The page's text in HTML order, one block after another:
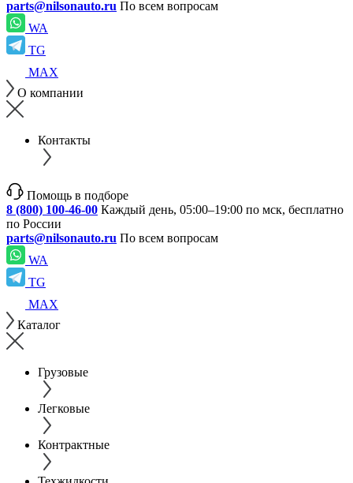
parts@nilsonauto.ru По всем вопросам
WA
TG
MAX
О компании
Контакты
Помощь в подборе
8 (800) 100-46-00 Каждый день, 05:00–19:00 по мск, бесплатно
по России
parts@nilsonauto.ru По всем вопросам
WA
TG
MAX
Каталог
Грузовые
Легковые
Контрактные